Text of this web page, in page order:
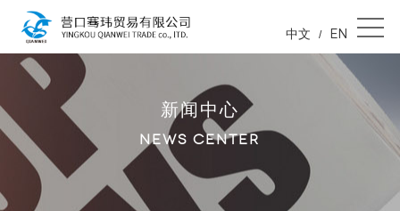
中文 / EN
新闻中心
NEWS CENTER